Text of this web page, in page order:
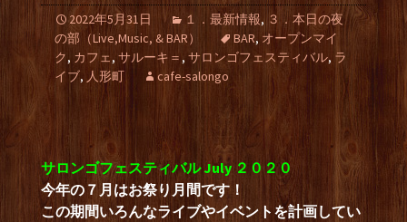
2022年5月31日 １．最新情報, ３．本日の夜
の部（Live,Music, & BAR）
BAR, オープンマイ
ク, カフェ, サルーキ＝ , サロンゴフェスティバル, ラ
イブ, 人形町 cafe-salongo
サロンゴフェスティバル July ２０２０
今年の７月はお祭り月間です！
この期間いろんなライブやイベントを計画してい